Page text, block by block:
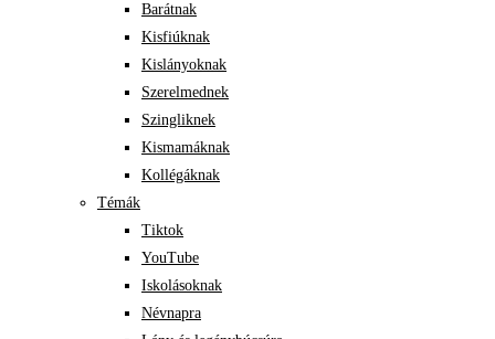
Barátnak
Kisfiúknak
Kislányoknak
Szerelmednek
Szingliknek
Kismamáknak
Kollégáknak
Témák
Tiktok
YouTube
Iskolásoknak
Névnapra